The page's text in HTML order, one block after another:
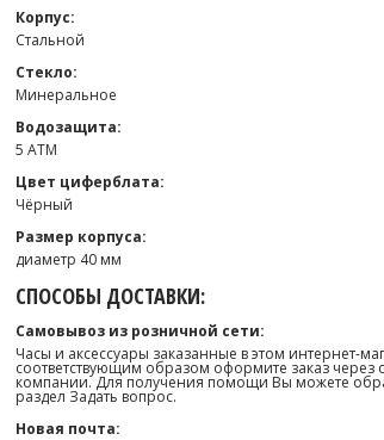
Корпус:
Стальной
Стекло:
Минеральное
Водозащита:
5 ATM
Цвет циферблата:
Чёрный
Размер корпуса:
диаметр 40 мм
СПОСОБЫ ДОСТАВКИ:
Самовывоз из розничной сети:
Часы и аксессуары заказанные в этом интернет-
соответствующим образом оформите заказ
компании. Для получения помощи Вы можете
раздел Задать вопрос.
Новая почта: